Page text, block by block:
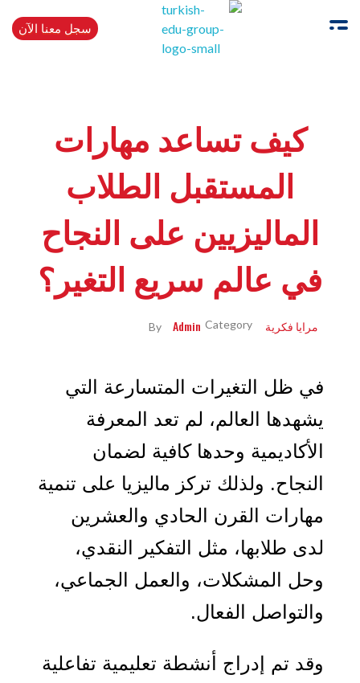
سجل معنا الآن
كيف تساعد مهارات
المستقبل الطلاب
الماليزيين على النجاح
في عالم سريع التغير؟
By Admin مرايا فكرية
في ظل التغيرات المتسارعة التي
يشهدها العالم، لم تعد المعرفة
الأكاديمية وحدها كافية لضمان
النجاح. ولذلك تركز ماليزيا على تنمية
مهارات القرن الحادي والعشرين
لدى طلابها، مثل التفكير النقدي،
وحل المشكلات، والعمل الجماعي،
والتواصل الفعال.
وقد تم إدراج أنشطة تعليمية تفاعلية